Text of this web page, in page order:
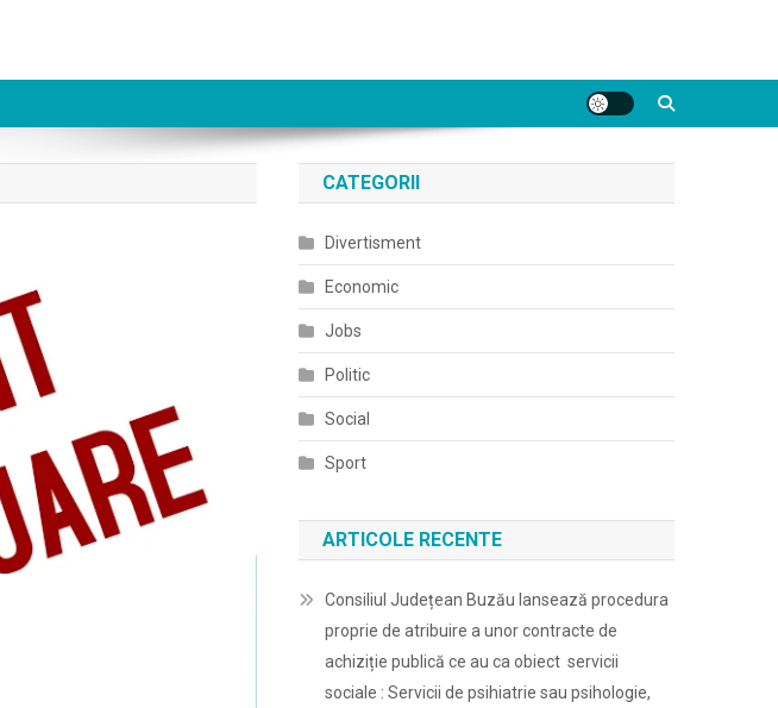
CATEGORII
Divertisment
Economic
Jobs
Politic
Social
Sport
ARTICOLE RECENTE
Consiliul Județean Buzău lansează procedura
proprie de atribuire a unor contracte de
achiziție publică ce au ca obiect servicii
sociale : Servicii de psihiatrie sau psihologie,